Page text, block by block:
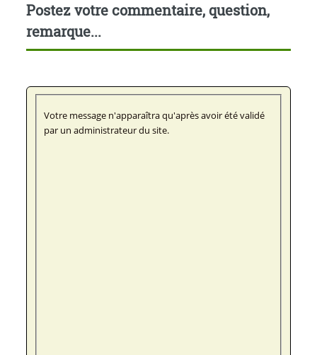
Postez votre commentaire, question,
remarque...
Votre message n'apparaîtra qu'après avoir été validé
par un administrateur du site.